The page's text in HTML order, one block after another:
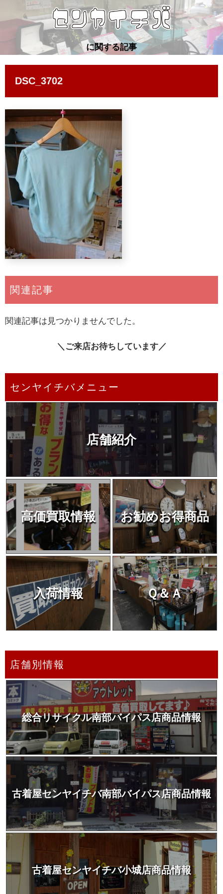
に関する記事
DSC_3702
関連記事
関連記事は見つかりませんでした。
＼ご来店お待ちしています／
センヤイチバメニュー
店舗紹介
高価買取情報 お勧めお得商品
入荷情報 Ｑ＆Ａ
店舗別情報
総合リサイクル南部バイパス店商品情報
古着屋センヤイチバ南部バイパス店商品情報
古着屋センヤイチバ小城店商品情報